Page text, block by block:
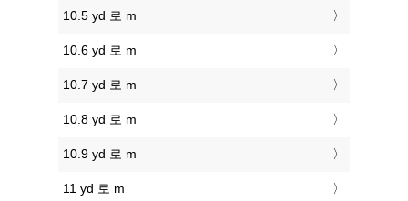
10.5 yd 로 m
10.6 yd 로 m
10.7 yd 로 m
10.8 yd 로 m
10.9 yd 로 m
11 yd 로 m